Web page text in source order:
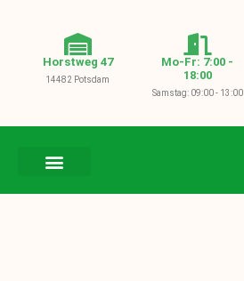
Horstweg 47
14482 Potsdam
Mo-Fr: 7:00 -
18:00
Samstag: 09:00 - 13:00